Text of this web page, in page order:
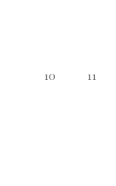
10 11